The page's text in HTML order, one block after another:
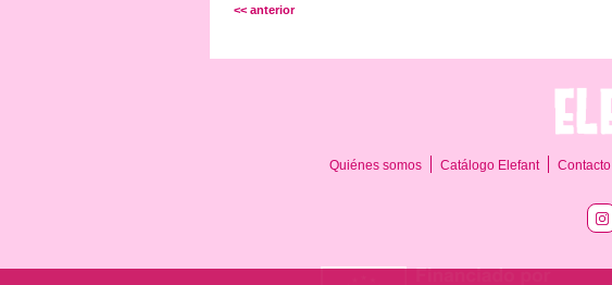
<< anterior
Quiénes somos Catálogo Elefant Contacto